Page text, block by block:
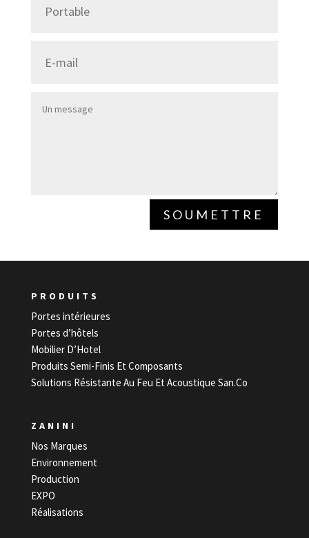
SOUMETTRE
PRODUITS
Portes intérieures
Portes d’hôtels
Mobilier D’Hotel
Produits Semi-Finis Et Composants
Solutions Résistante Au Feu Et Acoustique San.Co
ZANINI
Nos Marques
Environnement
Production
EXPO
Réalisations